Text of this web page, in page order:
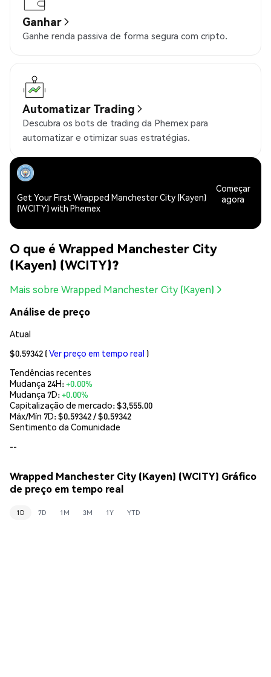
Ganhar
Ganhe renda passiva de forma segura com cripto.
Automatizar Trading
Descubra os bots de trading da Phemex para
automatizar e otimizar suas estratégias.
Get Your First Wrapped Manchester City (Kayen)
(WCITY) with Phemex
Começar
agora
O que é Wrapped Manchester City
(Kayen) (WCITY)?
Mais sobre Wrapped Manchester City (Kayen)
Análise de preço
Atual
$0.59342 (Ver preço em tempo real )
Tendências recentes
Mudança 24H:+0.00%
Mudança 7D:+0.00%
Capitalização de mercado:$3,555.00
Máx/Mín 7D: $0.59342/ $0.59342
Sentimento da Comunidade
--
Wrapped Manchester City (Kayen) (WCITY) Gráfico
de preço em tempo real
1D 7D 1M 3M 1Y YTD